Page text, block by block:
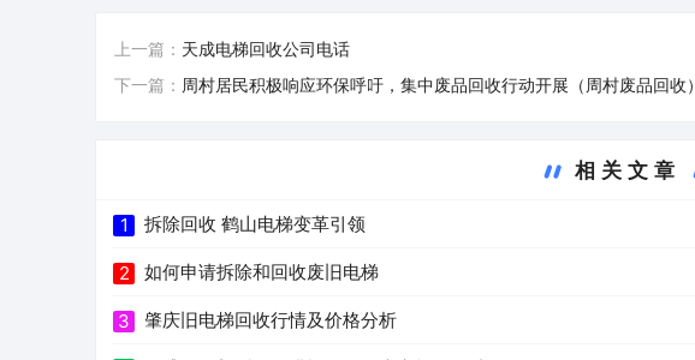
上一篇： 天成电梯回收公司电话
下一篇： 周村居民积极响应环保呼吁，集中废品回收行动开展（周村废品回收）
相关文章
1 拆除回收 鹤山电梯变革引领
2 如何申请拆除和回收废旧电梯
3 肇庆旧电梯回收行情及价格分析